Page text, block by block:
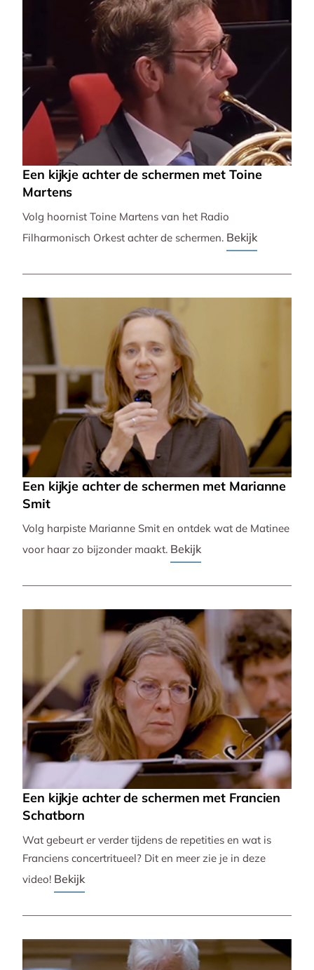
Een kijkje achter de schermen met Toine
Martens
Volg hoornist Toine Martens van het Radio
Filharmonisch Orkest achter de schermen. Bekijk
Een kijkje achter de schermen met Marianne
Smit
Volg harpiste Marianne Smit en ontdek wat de Matinee
voor haar zo bijzonder maakt. Bekijk
Een kijkje achter de schermen met Francien
Schatborn
Wat gebeurt er verder tijdens de repetities en wat is
Franciens concertritueel? Dit en meer zie je in deze
video! Bekijk